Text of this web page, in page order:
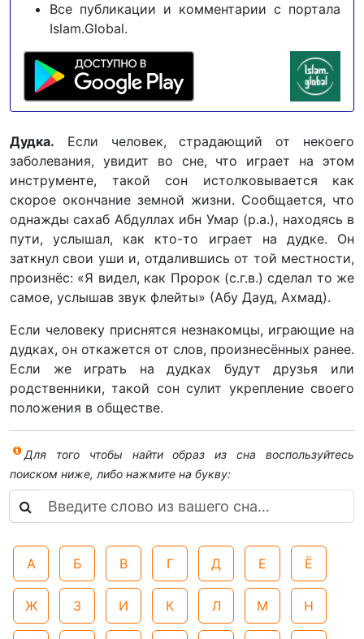
Все публикации и комментарии с портала
Islam.Global.
Дудка. Если человек, страдающий от некоего
заболевания, увидит во сне, что играет на этом
инструменте, такой сон истолковывается как
скорое окончание земной жизни. Сообщается, что
однажды сахаб Абдуллах ибн Умар (р.а.), находясь в
пути, услышал, как кто-то играет на дудке. Он
заткнул свои уши и, отдалившись от той местности,
произнёс: «Я видел, как Пророк (с.г.в.) сделал то же
самое, услышав звук флейты» (Абу Дауд, Ахмад).
Если человеку приснятся незнакомцы, играющие на
дудках, он откажется от слов, произнесённых ранее.
Если же играть на дудках будут друзья или
родственники, такой сон сулит укрепление своего
положения в обществе.
Для того чтобы найти образ из сна воспользуйтесь
поиском ниже, либо нажмите на букву:
А Б В Г Д Е Ё
Ж З И К Л М Н